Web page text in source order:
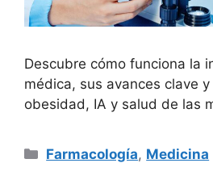
Descubre cómo funciona la
médica, sus avances clave
obesidad, IA y salud de las
Categorías
Farmacología, Medicina